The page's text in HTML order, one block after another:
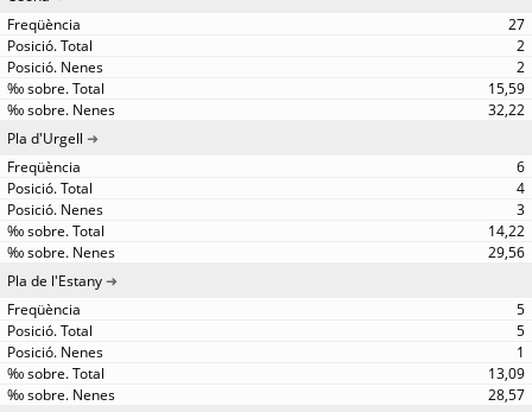
27
2
2
15,59
32,22
Pla d'Urgell
6
4
3
14,22
29,56
Pla de l'Estany
5
5
1
13,09
28,57